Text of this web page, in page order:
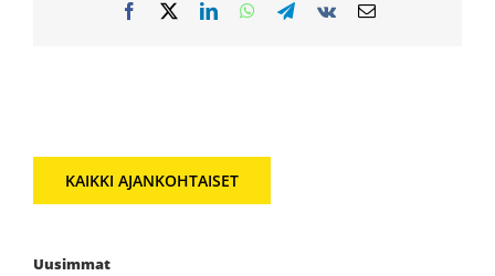
Facebook
X LinkedInWhatsApp
Telegram
Vk Sähköposti
KAIKKI AJANKOHTAISET
Uusimmat